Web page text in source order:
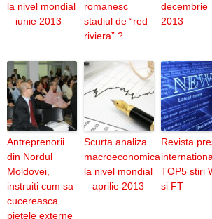
la nivel mondial
– iunie 2013
romanesc
stadiul de “red
riviera” ?
decembrie
2013
Antreprenorii
din Nordul
Moldovei,
instruiti cum sa
cucereasca
pietele externe
Scurta analiza
macroeconomica
la nivel mondial
– aprilie 2013
Revista
TOP5 stiri
si FT